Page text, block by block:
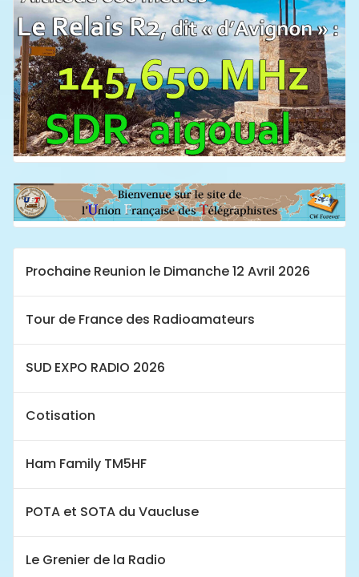
Prochaine Reunion le Dimanche 12 Avril 2026
Tour de France des Radioamateurs
SUD EXPO RADIO 2026
Cotisation
Ham Family TM5HF
POTA et SOTA du Vaucluse
Le Grenier de la Radio